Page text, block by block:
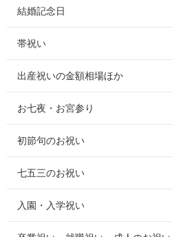
結婚記念日
帯祝い
出産祝いの金額相場ほか
お七夜・お宮参り
初節句のお祝い
七五三のお祝い
入園・入学祝い